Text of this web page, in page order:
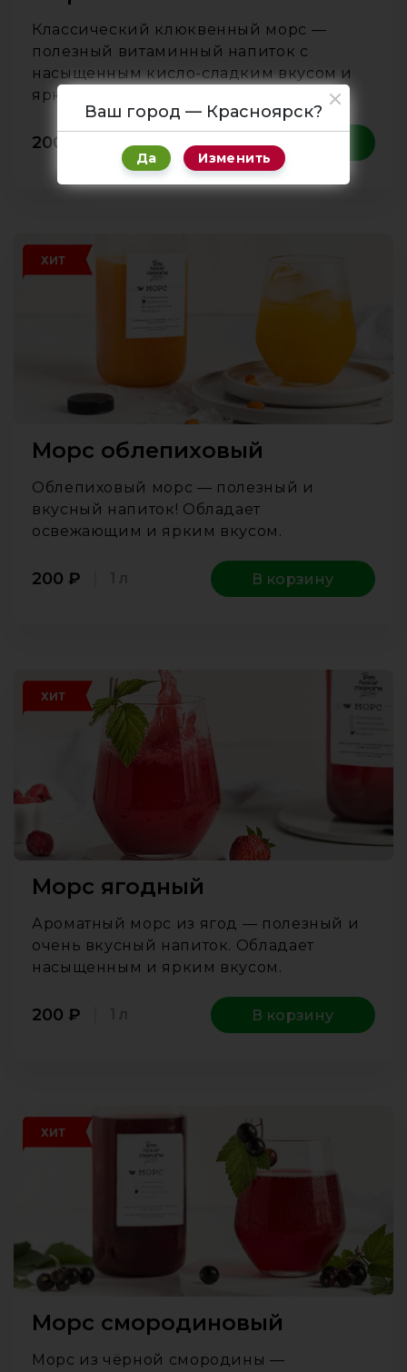
Классический клюквенный морс —
полезный витаминный напиток с
насыщенным кисло-сладким вкусом и
ярким ягодным ароматом.
200 В корзину
ХИТ
Морс облепиховый
Облепиховый морс — полезный и
вкусный напиток! Обладает
освежающим и ярким вкусом.
200 ₽ 1 л В корзину
ХИТ
Морс ягодный
Ароматный морс из ягод — полезный и
очень вкусный напиток. Обладает
насыщенным и ярким вкусом.
200 ₽ 1 л В корзину
ХИТ
Морс смородиновый
Морс из чёрной смородины —
Ваш город — Красноярск?
Да Изменить